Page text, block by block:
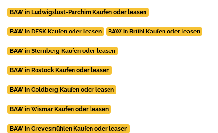
BAW in Ludwigslust-Parchim Kaufen oder leasen
BAW in DFSK Kaufen oder leasen BAW in Brühl Kaufen oder leasen
BAW in Sternberg Kaufen oder leasen
BAW in Rostock Kaufen oder leasen
BAW in Goldberg Kaufen oder leasen
BAW in Wismar Kaufen oder leasen
BAW in Grevesmühlen Kaufen oder leasen